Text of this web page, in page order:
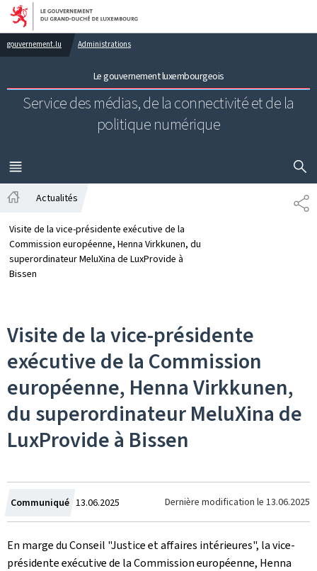
Aller au menu principal
Aller au contenu
gouvernement.lu Administrations
Le gouvernement luxembourgeois
Service des médias, de la connectivité et de la
politique numérique
MENU
PRINCIPAL
Actualités
Visite de la vice-présidente exécutive de la
Commission européenne, Henna Virkkunen, du
superordinateur MeluXina de LuxProvide à
Bissen
Visite de la vice-présidente
exécutive de la Commission
européenne, Henna Virkkunen,
du superordinateur MeluXina de
LuxProvide à Bissen
Communiqué Crée
le
13.06.2025 Dernière modification le 13.06.2025
En marge du Conseil "Justice et affaires intérieures", la vice-
présidente exécutive de la Commission européenne, Henna